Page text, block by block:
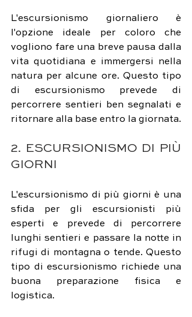
L'escursionismo giornaliero è
l'opzione ideale per coloro che
vogliono fare una breve pausa dalla
vita quotidiana e immergersi nella
natura per alcune ore. Questo tipo
di escursionismo prevede di
percorrere sentieri ben segnalati e
ritornare alla base entro la giornata.
2. ESCURSIONISMO DI PIÙ
GIORNI
L'escursionismo di più giorni è una
sfida per gli escursionisti più
esperti e prevede di percorrere
lunghi sentieri e passare la notte in
rifugi di montagna o tende. Questo
tipo di escursionismo richiede una
buona preparazione fisica e
logistica.